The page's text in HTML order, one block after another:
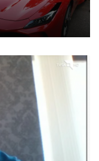
sastati radi
svoje zemlje”,
snage sigurnosti
ne mogu se